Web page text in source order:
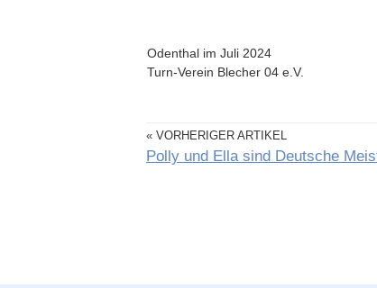
Odenthal im Juli 2024
Turn-Verein Blecher 04 e.V.
« VORHERIGER ARTIKEL
Polly und Ella sind Deutsche